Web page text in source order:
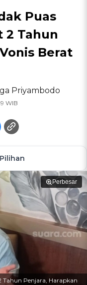
Puas
2 Tahun
Berat
Priyambodo
WIB
Perbesar
Penjara, Harapkan